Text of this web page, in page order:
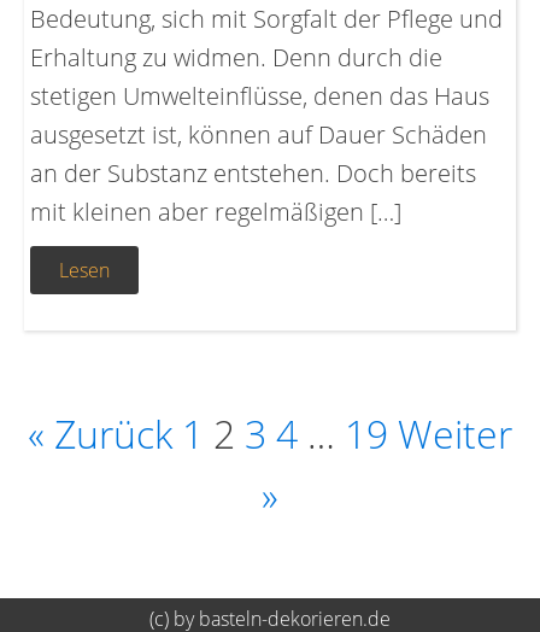
Bedeutung, sich mit Sorgfalt der Pflege und
Erhaltung zu widmen. Denn durch die
stetigen Umwelteinflüsse, denen das Haus
ausgesetzt ist, können auf Dauer Schäden
an der Substanz entstehen. Doch bereits
mit kleinen aber regelmäßigen […]
Lesen
« Zurück 1 2 3 4 … 19 Weiter
»
(c) by basteln-dekorieren.de